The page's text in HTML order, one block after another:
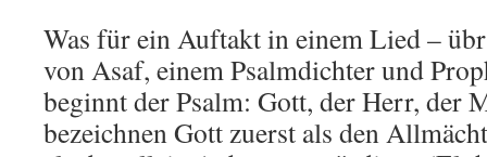
Was für ein Auftakt in einem Lied –
von Asaf, einem Psalmdichter und
beginnt der Psalm: Gott, der Herr, der
bezeichnen Gott zuerst als den